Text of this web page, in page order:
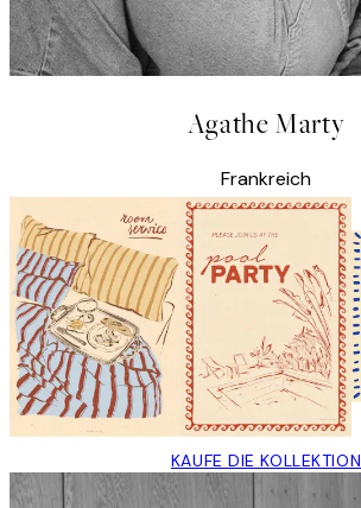
Agathe Marty
Frankreich
KAUFE DIE KOLLEKTION